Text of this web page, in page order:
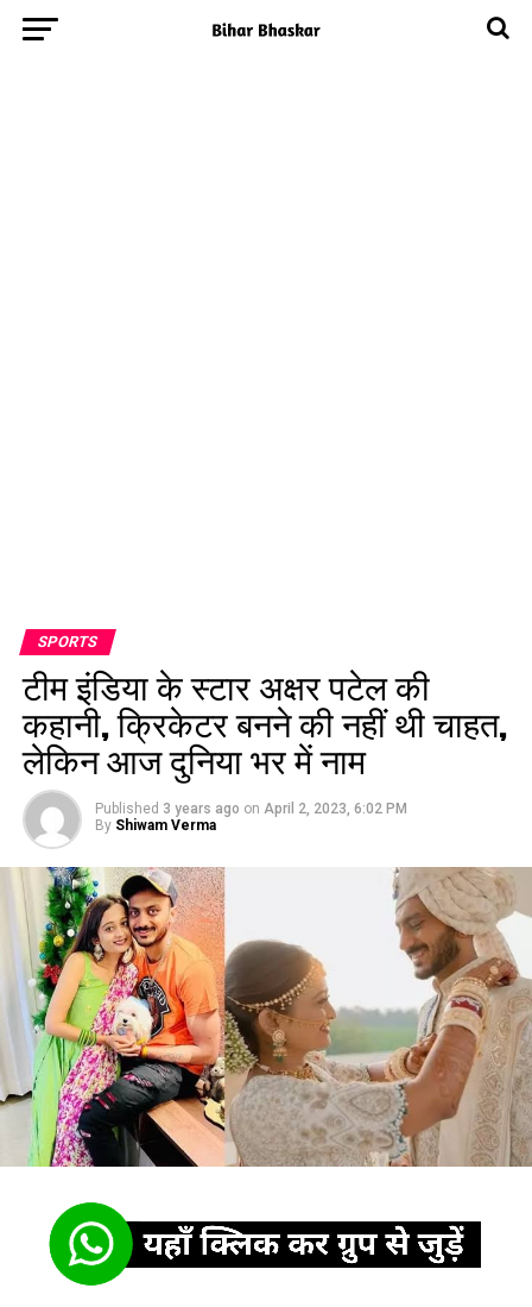
SPORTS
टीम इंडिया के स्टार अक्षर पटेल की
कहानी, क्रिकेटर बनने की नहीं थी चाहत,
लेकिन आज दुनिया भर में नाम
Published 3 years ago on April 2, 2023, 6:02 PM
By Shiwam Verma